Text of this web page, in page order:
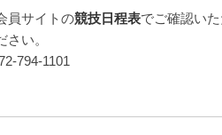
員サイトの競技日程表でご確認いた
い。
794-1101